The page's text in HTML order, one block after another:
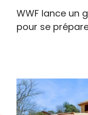
WWF lance un
pour se